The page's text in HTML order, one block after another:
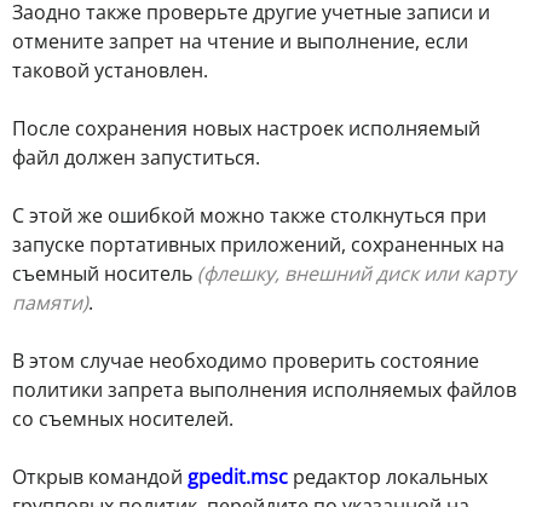
Заодно также проверьте другие учетные записи и
отмените запрет на чтение и выполнение, если
таковой установлен.
После сохранения новых настроек исполняемый
файл должен запуститься.
С этой же ошибкой можно также столкнуться при
запуске портативных приложений, сохраненных на
съемный носитель (флешку, внешний диск или карту
памяти).
В этом случае необходимо проверить состояние
политики запрета выполнения исполняемых файлов
со съемных носителей.
Открыв командой gpedit.msc редактор локальных